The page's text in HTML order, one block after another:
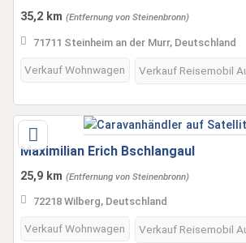
35,2 km (Entfernung von Steinenbronn)
71711 Steinheim an der Murr, Deutschland
Verkauf Wohnwagen Verkauf Reisemobil
Maximilian Erich Bschlangaul
25,9 km (Entfernung von Steinenbronn)
72218 Wilberg, Deutschland
Verkauf Wohnwagen Verkauf Reisemobil